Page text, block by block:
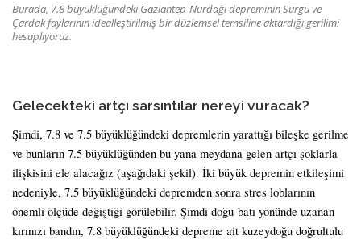
Burada, 7.8 büyüklüğündeki Gaziantep-Nurdağı depreminin Sürgü ve
Çardak faylarının idealleştirilmiş bir düzlemsel temsiline aktardığı gerilimi
hesaplıyoruz.
Gelecekteki artçı sarsıntılar nereyi vuracak?
Şimdi, 7.8 ve 7.5 büyüklüğündeki depremlerin yarattığı bileşke gerilme
ve bunların 7.5 büyüklüğünden bu yana meydana gelen artçı şoklarla
ilişkisini ele alacağız (aşağıdaki şekil). İki büyük depremin etkileşimi
nedeniyle, 7.5 büyüklüğündeki depremden sonra stres loblarının
önemli ölçüde değiştiği görülebilir. Şimdi doğu-batı yönünde uzanan
kırmızı bandın, 7.8 büyüklüğündeki depreme ait kuzeydoğu doğrultulu